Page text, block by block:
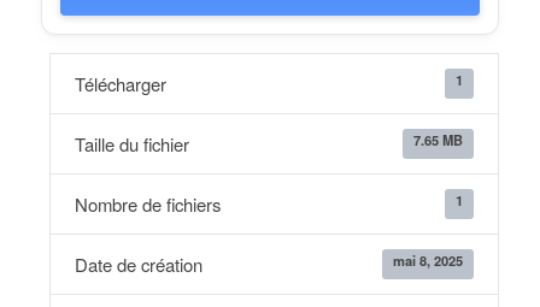
Télécharger 1
Taille du fichier 7.65 MB
Nombre de fichiers 1
Date de création mai 8, 2025